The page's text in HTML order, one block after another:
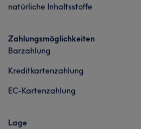
natürliche Inhaltsstoffe
Zahlungsmöglichkeiten
Barzahlung
Kreditkartenzahlung
EC-Kartenzahlung
Lage